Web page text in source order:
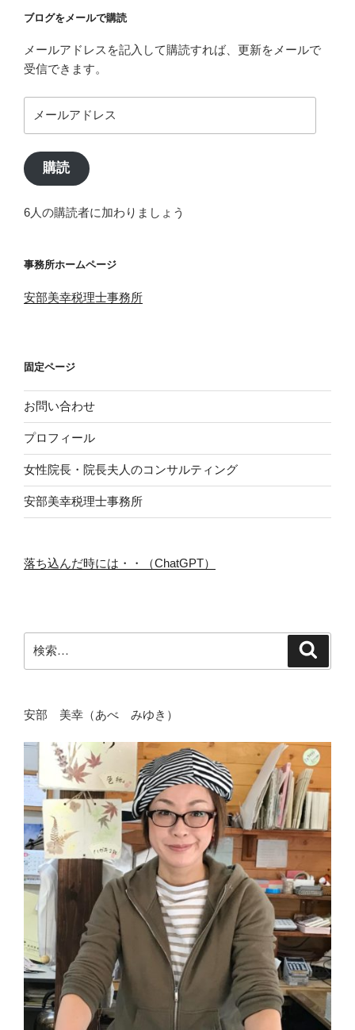
ブログをメールで購読
メールアドレスを記入して購読すれば、更新をメールで
受信できます。
ー
ア
ド
ス
購読
6人の購読者に加わりましょう
事務所ホームページ
安部美幸税理士事務所
固定ページ
お問い合わせ
プロフィール
女性院長・院長夫人のコンサルティング
安部美幸税理士事務所
落ち込んだ時には・・（ChatGPT）
索:
安部 美幸（あべ みゆき）